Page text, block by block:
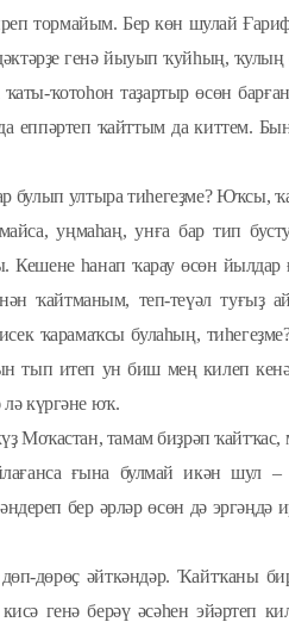
тормайым. Бер көн шулай
генә йыуып ҡуйһың, ҡулың
ҡотоһон таҙартыр өсөн
еппәртеп ҡайттым да киттем.
булып ултыра тиһегеҙме? Юҡсы,
уңмаһаң, унға бар тип
Кешене һанап ҡарау өсөн йылдар
ҡайтманым, теп-теүәл туғыҙ
ҡарамаҡсы булаһың,
тып итеп ун биш мең килеп
күргәне юҡ.
Моҡастан, тамам биҙрәп
ғына булмай икән шул –
бер әрләр өсөн дә
дөрөҫ әйткәндәр. Ҡайтҡаны
генә берәү әсәһен эйәртеп